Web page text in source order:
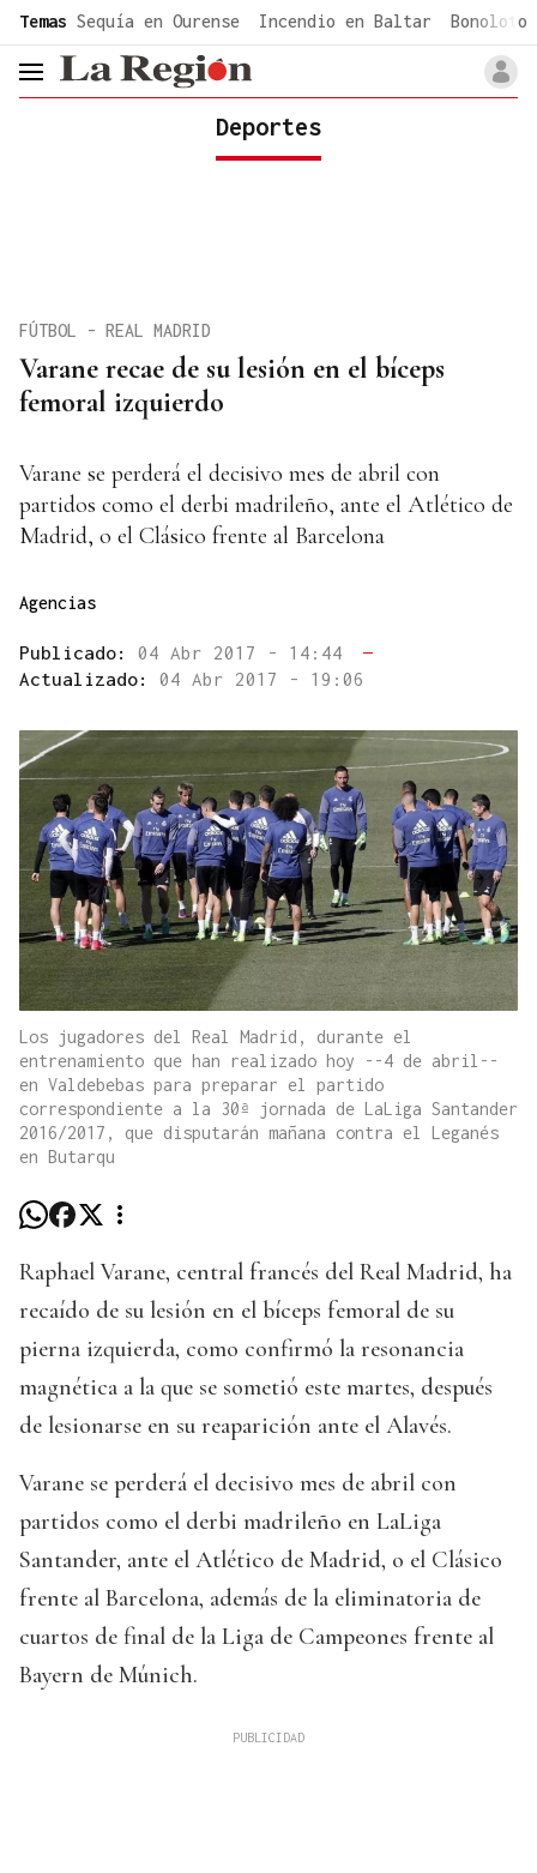
common.go-to-content
Temas Sequía en Ourense Incendio en Baltar Bonoloto
header.menu.open
Deportes
Varane recae de su lesión en el bíceps
femoral izquierdo
FÚTBOL - REAL MADRID
Varane se perderá el decisivo mes de abril con
partidos como el derbi madrileño, ante el Atlético de
Madrid, o el Clásico frente al Barcelona
Agencias
Publicado: 04 Abr 2017 - 14:44
—
Actualizado: 04 Abr 2017 - 19:06
Los jugadores del Real Madrid, durante el
entrenamiento que han realizado hoy --4 de abril--
en Valdebebas para preparar el partido
correspondiente a la 30ª jornada de LaLiga Santander
2016/2017, que disputarán mañana contra el Leganés
en Butarqu
Raphael Varane, central francés del Real Madrid, ha
recaído de su lesión en el bíceps femoral de su
pierna izquierda, como confirmó la resonancia
magnética a la que se sometió este martes, después
de lesionarse en su reaparición ante el Alavés.
Varane se perderá el decisivo mes de abril con
partidos como el derbi madrileño en LaLiga
Santander, ante el Atlético de Madrid, o el Clásico
frente al Barcelona, además de la eliminatoria de
cuartos de final de la Liga de Campeones frente al
Bayern de Múnich.